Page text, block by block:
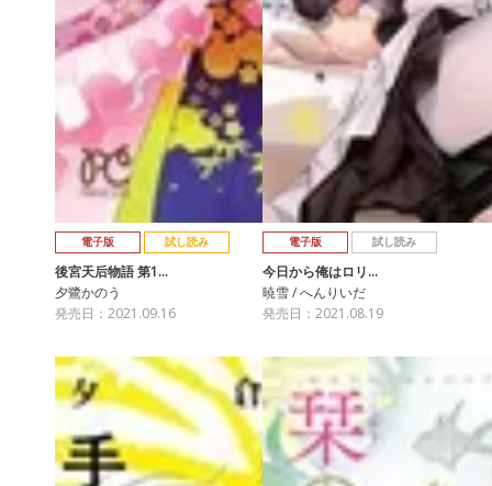
電子版 試し読み
後宮天后物語 第1…
夕鷺かのう
発売日：2021.09.16
電子版 試し読み
今日から俺はロリ…
暁雪 / へんりいだ
発売日：2021.08.19